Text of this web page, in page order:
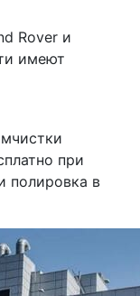
Rover и
имеют
при
полировка в